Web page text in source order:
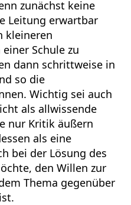
zunächst keine
Leitung erwartbar
kleineren
Schule zu
dann schrittweise in
so die
Wichtig sei auch
als allwissende
nur Kritik äußern
als eine
bei der Lösung des
den Willen zur
Thema gegenüber